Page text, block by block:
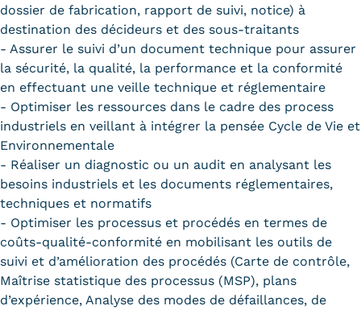
dossier de fabrication, rapport de suivi, notice) à
destination des décideurs et des sous-traitants
- Assurer le suivi d’un document technique pour assurer
la sécurité, la qualité, la performance et la conformité
en effectuant une veille technique et réglementaire
- Optimiser les ressources dans le cadre des process
industriels en veillant à intégrer la pensée Cycle de Vie et
Environnementale
- Réaliser un diagnostic ou un audit en analysant les
besoins industriels et les documents réglementaires,
techniques et normatifs
- Optimiser les processus et procédés en termes de
coûts-qualité-conformité en mobilisant les outils de
suivi et d’amélioration des procédés (Carte de contrôle,
Maîtrise statistique des processus (MSP), plans
d’expérience, Analyse des modes de défaillances, de